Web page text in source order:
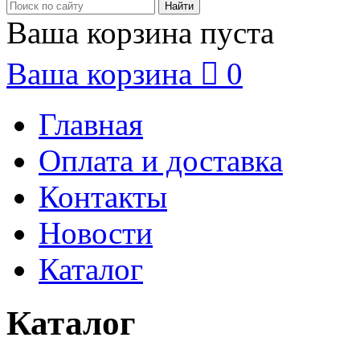
Ваша корзина пуста
Ваша корзина  0
Главная
Оплата и доставка
Контакты
Новости
Каталог
Каталог